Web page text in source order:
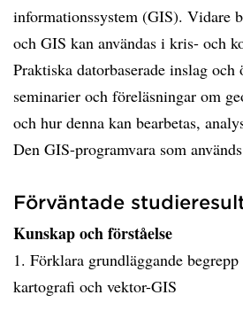
informationssystem (GIS). Vidare
och GIS kan användas i kris- och
Praktiska datorbaserade inslag
seminarier och föreläsningar om
och hur denna kan bearbetas,
Den GIS-programvara som
Förväntade
Kunskap och förståelse
1. Förklara grundläggande
kartografi och vektor-GIS